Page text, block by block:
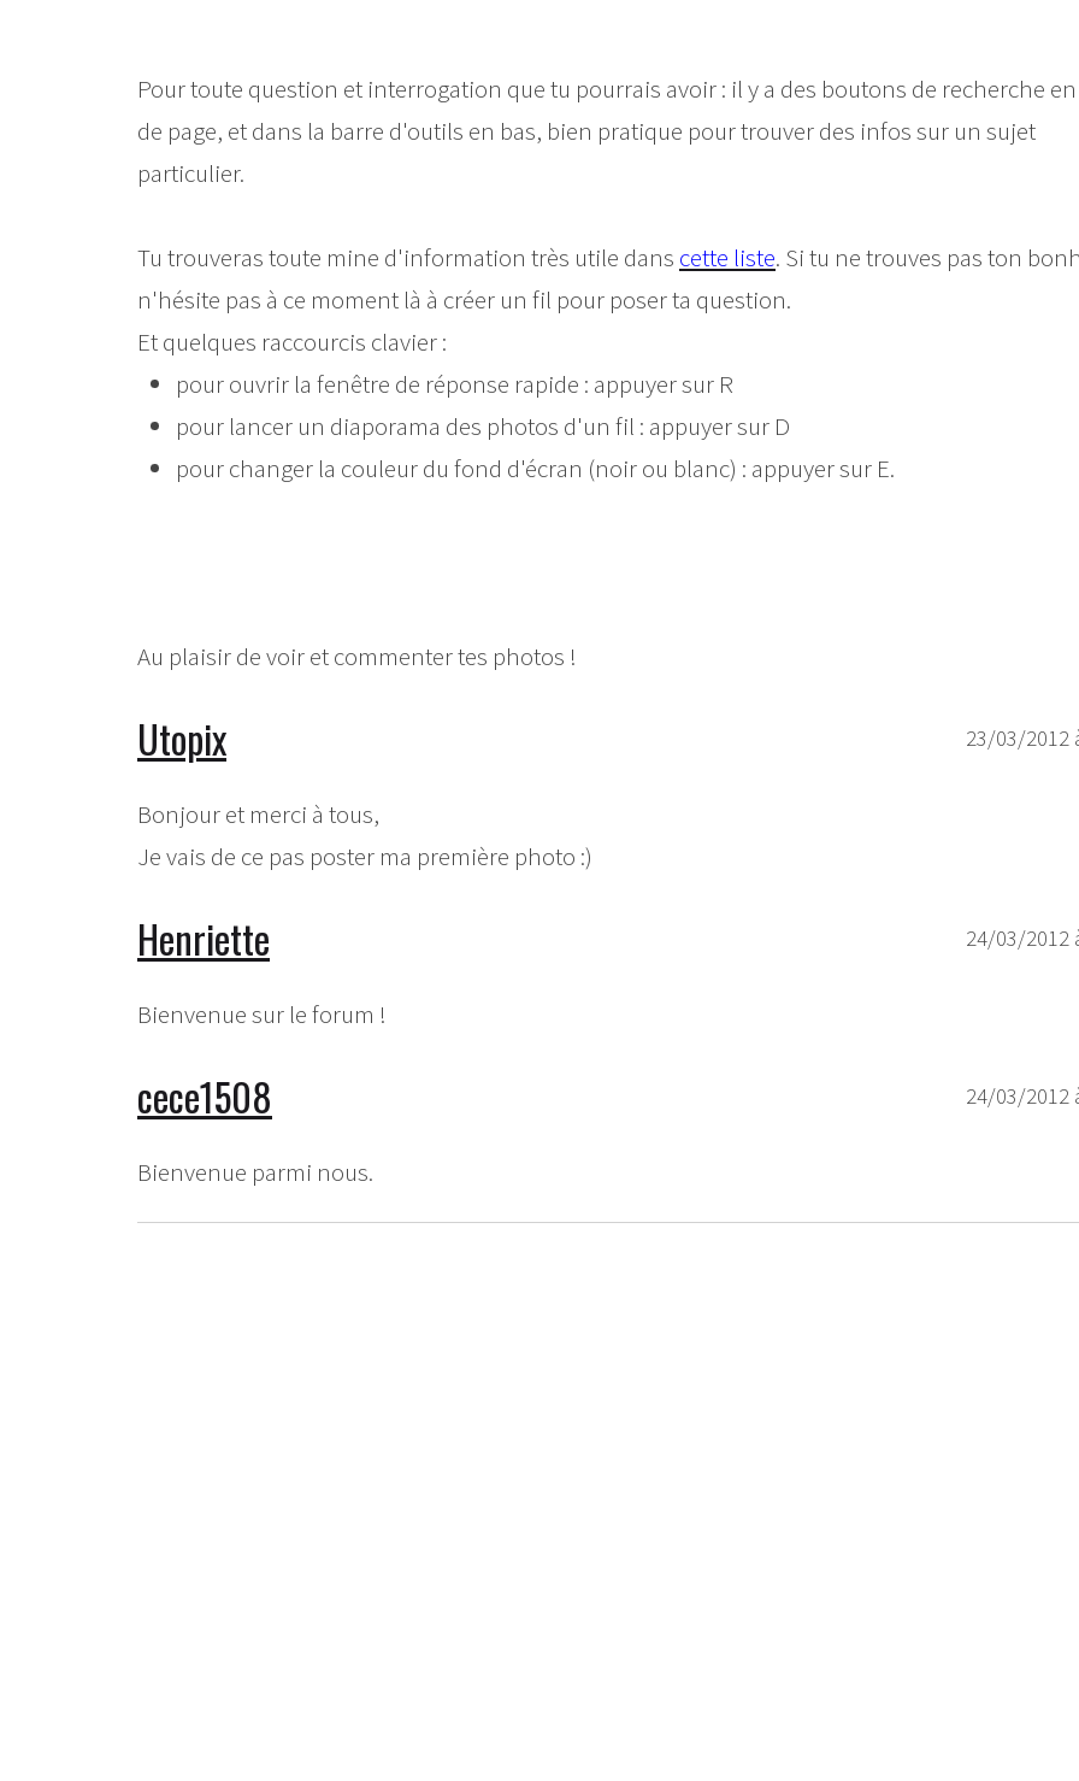
Pour toute question et interrogation que tu pourrais avoir : il y a des boutons de recherche
de page, et dans la barre d'outils en bas, bien pratique pour trouver des infos sur un sujet
particulier.
Tu trouveras toute mine d'information très utile dans cette liste. Si tu ne trouves pas ton
n'hésite pas à ce moment là à créer un fil pour poser ta question.
Et quelques raccourcis clavier :
pour ouvrir la fenêtre de réponse rapide : appuyer sur R
pour lancer un diaporama des photos d'un fil : appuyer sur D
pour changer la couleur du fond d'écran (noir ou blanc) : appuyer sur E.
Au plaisir de voir et commenter tes photos !
23/03/2012
Utopix
Bonjour et merci à tous,
Je vais de ce pas poster ma première photo :)
24/03/2012
Henriette
Bienvenue sur le forum !
24/03/2012
cece1508
Bienvenue parmi nous.